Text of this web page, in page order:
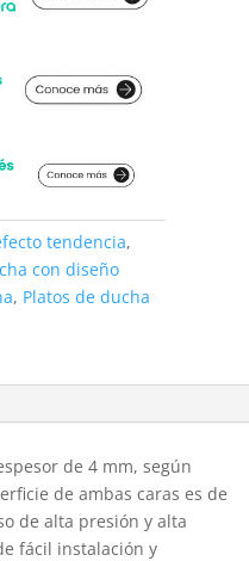
tendencia,
con diseño
, Platos de ducha
de 4 mm, según
de ambas caras es de
de alta presión y alta
fácil instalación y